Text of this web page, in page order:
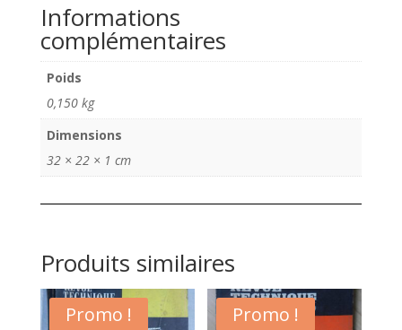
Informations
complémentaires
Poids
0,150 kg
Dimensions
32 × 22 × 1 cm
Produits similaires
Promo ! Promo !